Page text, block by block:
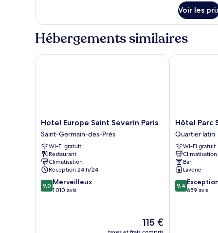
Penthouse
Voir les
Hébergements similaires
Hotel
Europe
Saint
Severin
Paris
Saint-
Germain-
des-
Prés
Hotel Europe Saint Severin Paris
Saint-Germain-des-Prés
Wi-Fi gratuit
Restaurant
Climatisation
Réception 24 h/24
9.0
sur
9,0 Merveilleux
1 010 avis
Le
nouveau
115 €
Hotel Europe Saint Severin Paris
Hôtel
Parc
Saint
Séverin
Quartier
latin
Hôtel Parc
Quartier latin
Wi-Fi gratuit
Climatisation
Bar
Laverie
9.4
sur
9,4
659 avis
Hôtel Parc